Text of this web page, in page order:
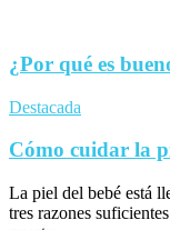
¿Por qué es
Destacada
Cómo cuidar la
La piel del bebé está
tres razones